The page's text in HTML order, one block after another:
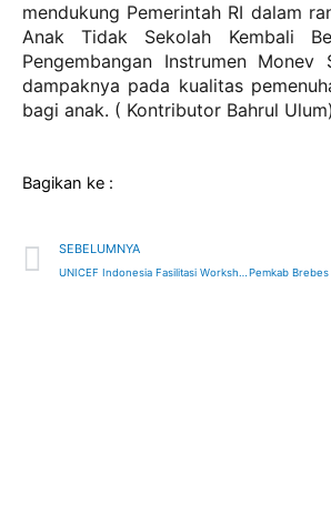
mendukung Pemerintah RI dalam
Anak Tidak Sekolah Kembali
Pengembangan Instrumen Monev
dampaknya pada kualitas
bagi anak. ( Kontributor Bahrul Ulum)
Bagikan ke :
Prev
SEBELUMNYA